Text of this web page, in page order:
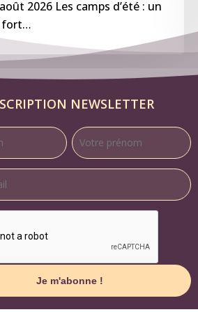
2026 Les camps d’été : un
fort…
NEWSLETTER